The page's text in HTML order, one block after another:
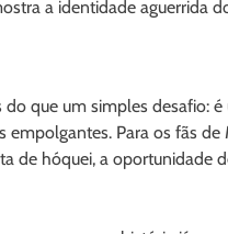
a identidade aguerrida
do que um simples desafio:
Para os fãs de
de hóquei, a oportunidade